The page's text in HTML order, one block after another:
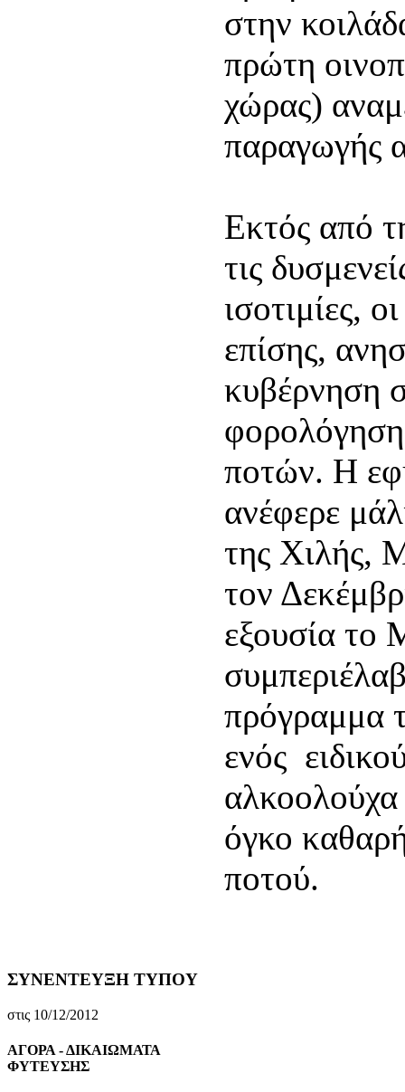
στην
πρώτη
χώρας)
παραγωγής
Εκτός από
τις
ισοτιμίες,
επίσης,
κυβέρνηση
ποτών. Η
ανέφερε
της Χιλής,
τον
εξουσία το
πρόγραμμα
ενός
όγκο
ποτού.
ΣΥΝΕΝΤΕΥΞΗ ΤΥΠΟΥ
στις 10/12/2012
ΑΓΟΡΑ - ΔΙΚΑΙΩΜΑΤΑ
ΦΥΤΕΥΣΗΣ